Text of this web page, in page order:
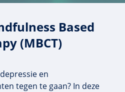
Based
(MBCT)
en
tegen te gaan? In deze